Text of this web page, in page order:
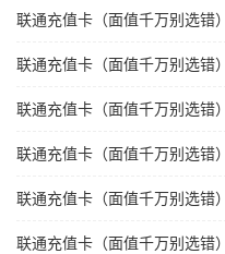
联通充值卡（面值千万别选错
联通充值卡（面值千万别选错
联通充值卡（面值千万别选错
联通充值卡（面值千万别选错
联通充值卡（面值千万别选错
联通充值卡（面值千万别选错